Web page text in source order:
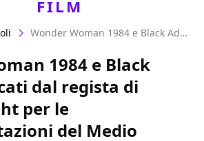
FILM
Wonder Woman 1984 e Black Adam criticati dal regista di Moon Knight per le rappresentazioni del Medio Oriente
1984 e Black
dal regista di
per le
del Medio